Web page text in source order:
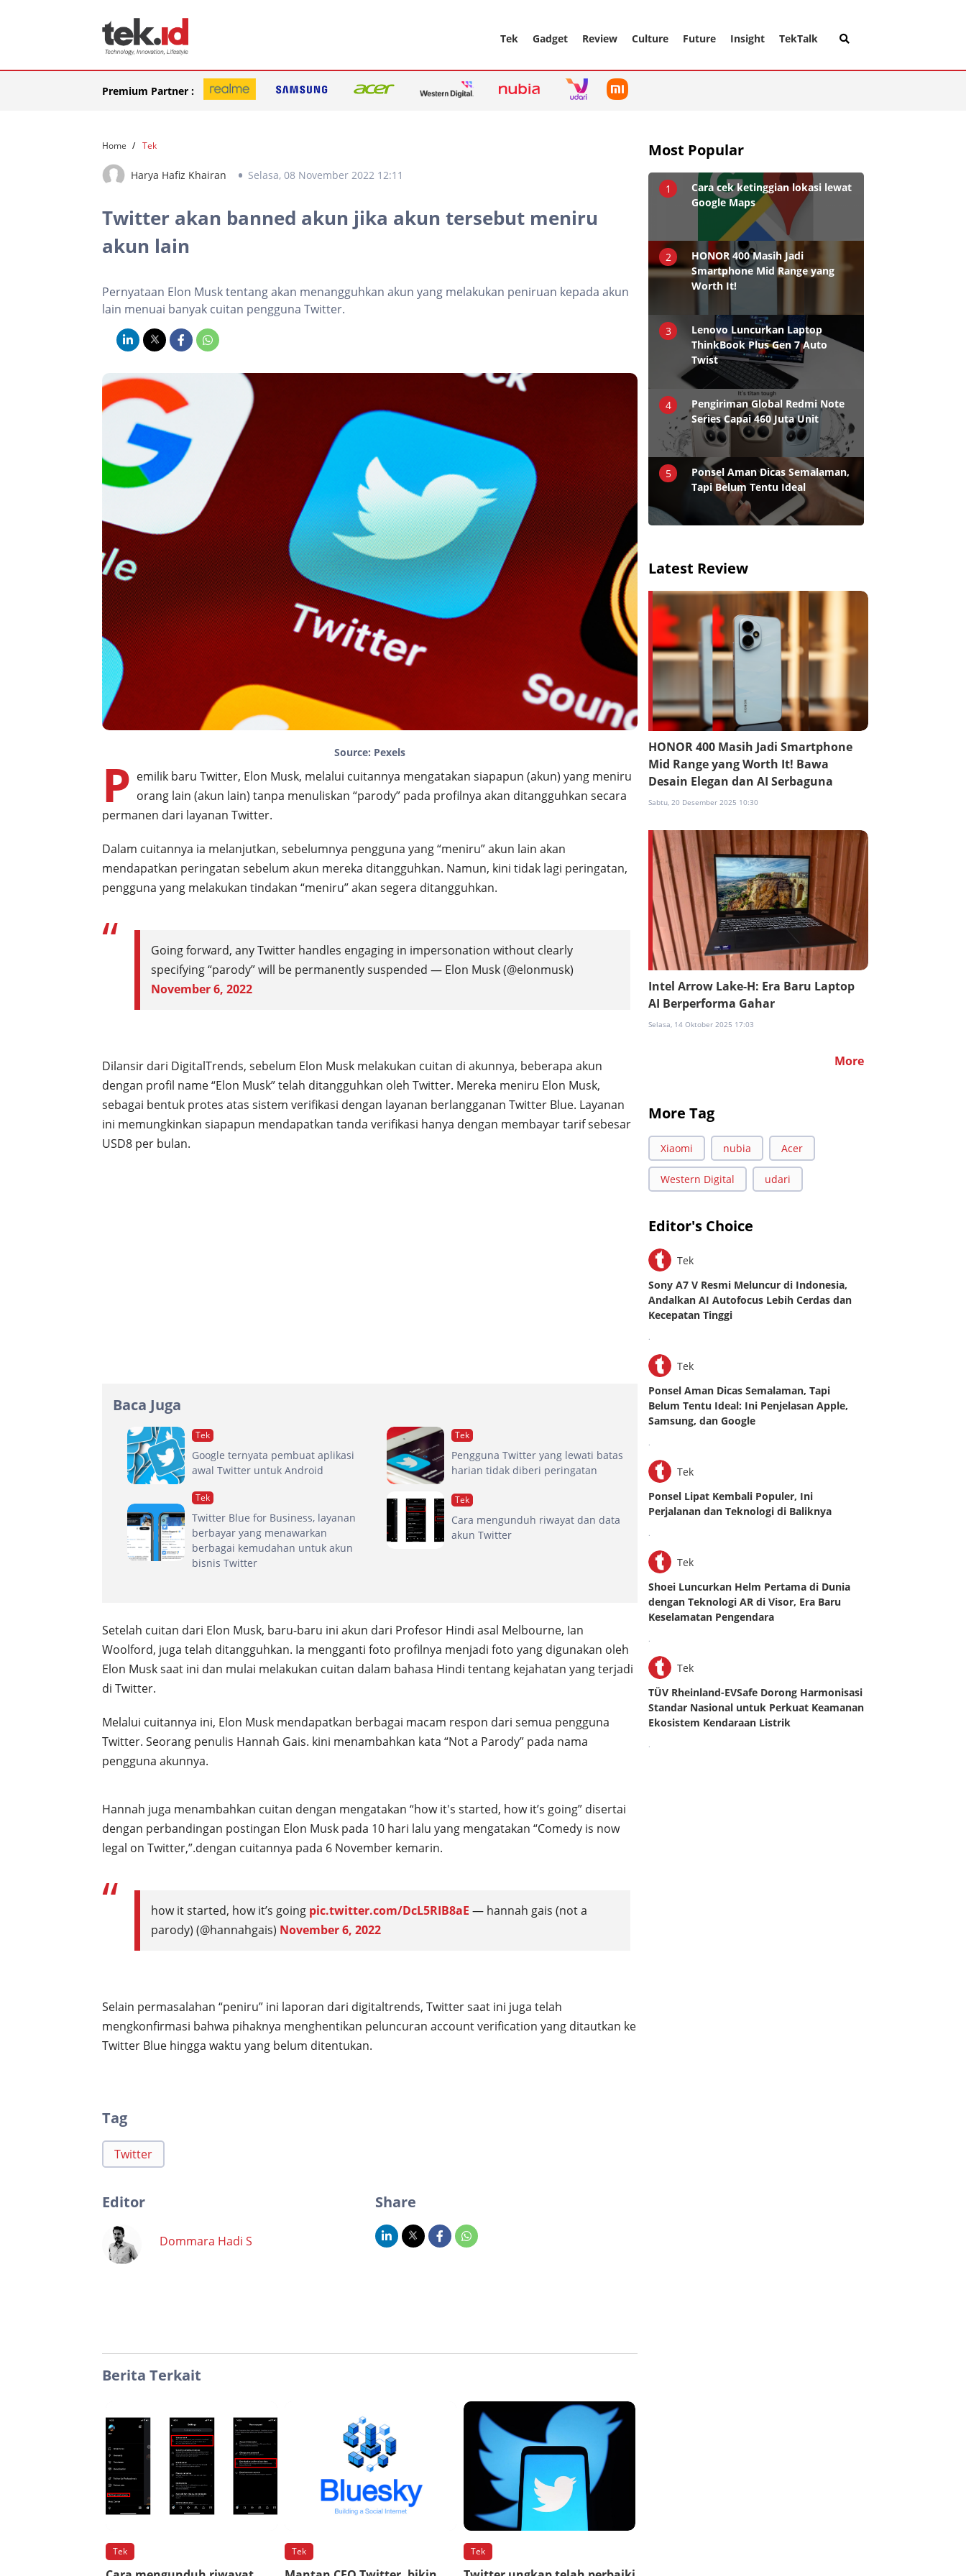
Tek Gadget Review Culture Future Insight TekTalk
Premium Partner :
Home Tek
Harya Hafiz Khairan Selasa, 08 November 2022 12:11
Twitter akan banned akun jika akun tersebut meniru
akun lain
Pernyataan Elon Musk tentang akan menangguhkan akun yang melakukan peniruan kepada akun
lain menuai banyak cuitan pengguna Twitter.
Source: Pexels
P emilik baru Twitter, Elon Musk, melalui cuitannya mengatakan siapapun (akun) yang meniru
orang lain (akun lain) tanpa menuliskan “parody” pada profilnya akan ditangguhkan secara
permanen dari layanan Twitter.
Dalam cuitannya ia melanjutkan, sebelumnya pengguna yang “meniru” akun lain akan
mendapatkan peringatan sebelum akun mereka ditangguhkan. Namun, kini tidak lagi peringatan,
pengguna yang melakukan tindakan “meniru” akan segera ditangguhkan.
Going forward, any Twitter handles engaging in impersonation without clearly
specifying “parody” will be permanently suspended — Elon Musk (@elonmusk)
November 6, 2022
Dilansir dari DigitalTrends, sebelum Elon Musk melakukan cuitan di akunnya, beberapa akun
dengan profil name “Elon Musk” telah ditangguhkan oleh Twitter. Mereka meniru Elon Musk,
sebagai bentuk protes atas sistem verifikasi dengan layanan berlangganan Twitter Blue. Layanan
ini memungkinkan siapapun mendapatkan tanda verifikasi hanya dengan membayar tarif sebesar
USD8 per bulan.
Baca Juga
Tek
Google ternyata pembuat aplikasi
awal Twitter untuk Android
Tek
Pengguna Twitter yang lewati batas
harian tidak diberi peringatan
Tek
Twitter Blue for Business, layanan
berbayar yang menawarkan
berbagai kemudahan untuk akun
bisnis Twitter
Tek
Cara mengunduh riwayat dan data
akun Twitter
Setelah cuitan dari Elon Musk, baru-baru ini akun dari Profesor Hindi asal Melbourne, Ian
Woolford, juga telah ditangguhkan. Ia mengganti foto profilnya menjadi foto yang digunakan oleh
Elon Musk saat ini dan mulai melakukan cuitan dalam bahasa Hindi tentang kejahatan yang terjadi
di Twitter.
Melalui cuitannya ini, Elon Musk mendapatkan berbagai macam respon dari semua pengguna
Twitter. Seorang penulis Hannah Gais. kini menambahkan kata “Not a Parody” pada nama
pengguna akunnya.
Hannah juga menambahkan cuitan dengan mengatakan “how it's started, how it’s going” disertai
dengan perbandingan postingan Elon Musk pada 10 hari lalu yang mengatakan “Comedy is now
legal on Twitter,”.dengan cuitannya pada 6 November kemarin.
how it started, how it’s going pic.twitter.com/DcL5RIB8aE — hannah gais (not a
parody) (@hannahgais) November 6, 2022
Selain permasalahan “peniru” ini laporan dari digitaltrends, Twitter saat ini juga telah
mengkonfirmasi bahwa pihaknya menghentikan peluncuran account verification yang ditautkan ke
Twitter Blue hingga waktu yang belum ditentukan.
Tag
Twitter
Editor
Dommara Hadi S
Share
Berita Terkait
Tek Tek Tek
Most Popular
1
Cara cek ketinggian lokasi lewat
Google Maps
2
HONOR 400 Masih Jadi
Smartphone Mid Range yang
Worth It!
3
Lenovo Luncurkan Laptop
ThinkBook Plus Gen 7 Auto
Twist
4
Pengiriman Global Redmi Note
Series Capai 460 Juta Unit
5
Ponsel Aman Dicas Semalaman,
Tapi Belum Tentu Ideal
Latest Review
HONOR 400 Masih Jadi Smartphone
Mid Range yang Worth It! Bawa
Desain Elegan dan AI Serbaguna
Sabtu, 20 Desember 2025 10:30
Intel Arrow Lake-H: Era Baru Laptop
AI Berperforma Gahar
Selasa, 14 Oktober 2025 17:03
More
More Tag
Xiaomi nubia Acer
Western Digital udari
Editor's Choice
Tek
Sony A7 V Resmi Meluncur di Indonesia,
Andalkan AI Autofocus Lebih Cerdas dan
Kecepatan Tinggi
.
Tek
Ponsel Aman Dicas Semalaman, Tapi
Belum Tentu Ideal: Ini Penjelasan Apple,
Samsung, dan Google
.
Tek
Ponsel Lipat Kembali Populer, Ini
Perjalanan dan Teknologi di Baliknya
.
Tek
Shoei Luncurkan Helm Pertama di Dunia
dengan Teknologi AR di Visor, Era Baru
Keselamatan Pengendara
.
Tek
TÜV Rheinland-EVSafe Dorong Harmonisasi
Standar Nasional untuk Perkuat Keamanan
Ekosistem Kendaraan Listrik
.